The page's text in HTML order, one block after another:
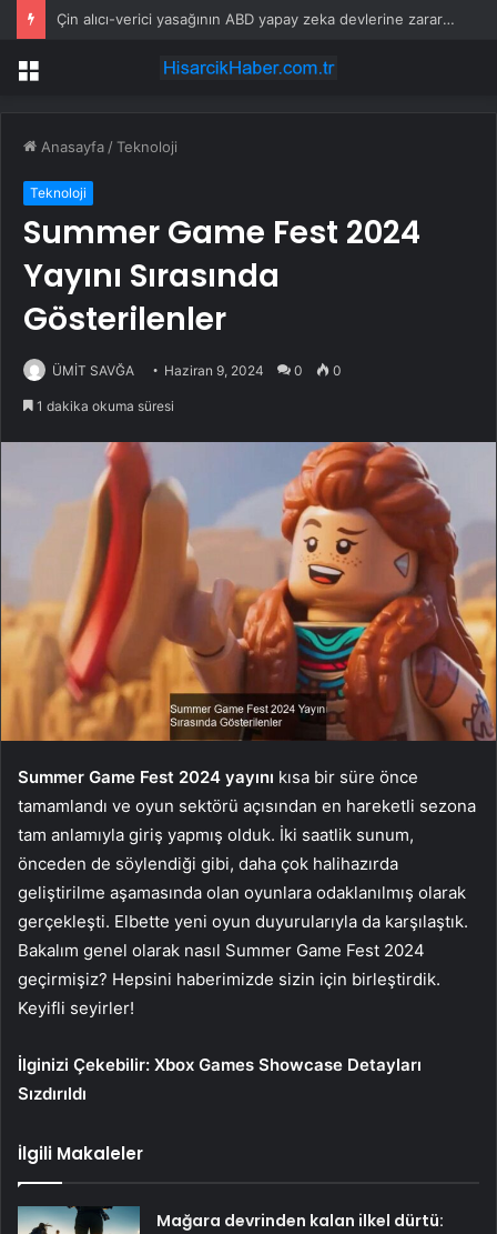
Çerçeve yasa TBMM’ye sunuluyor, içinde neler var?
Menü
Anasayfa /Teknoloji
Teknoloji
Summer Game Fest 2024
Yayını Sırasında
Gösterilenler
ÜMİT SAVĞA Haziran 9, 2024 0 0
1 dakika okuma süresi
Summer Game Fest 2024 yayını kısa bir süre önce
tamamlandı ve oyun sektörü açısından en hareketli sezona
tam anlamıyla giriş yapmış olduk. İki saatlik sunum,
önceden de söylendiği gibi, daha çok halihazırda
geliştirilme aşamasında olan oyunlara odaklanılmış olarak
gerçekleşti. Elbette yeni oyun duyurularıyla da karşılaştık.
Bakalım genel olarak nasıl Summer Game Fest 2024
geçirmişiz? Hepsini haberimizde sizin için birleştirdik.
Keyifli seyirler!
İlginizi Çekebilir: Xbox Games Showcase Detayları
Sızdırıldı
İlgili Makaleler
Mağara devrinden kalan ilkel dürtü: